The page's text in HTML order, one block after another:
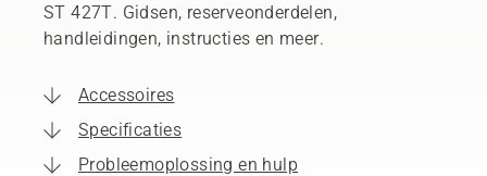
ST 427T. Gidsen, reserveonderdelen,
handleidingen, instructies en meer.
Accessoires
Specificaties
Probleemoplossing en hulp